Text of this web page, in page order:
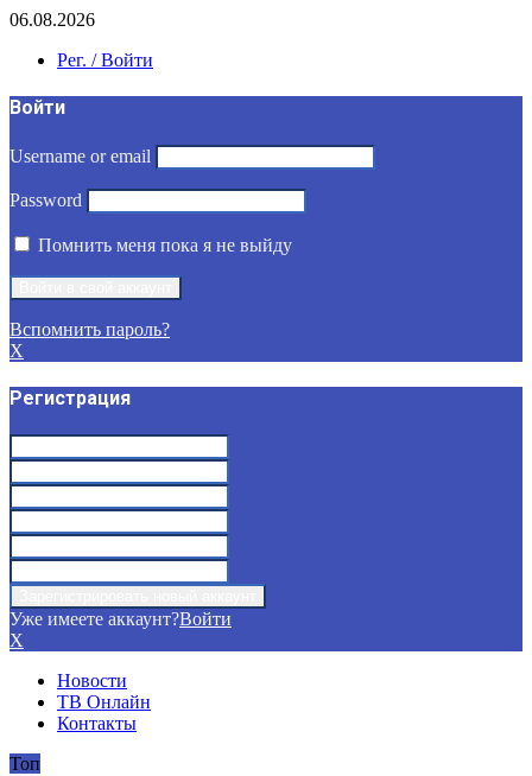
06.08.2026
Рег. / Войти
Войти
Username or email
Password
Помнить меня пока я не выйду
Вспомнить пароль?
X
Регистрация
Уже имеете аккаунт?Войти
X
Новости
ТВ Онлайн
Контакты
Топ